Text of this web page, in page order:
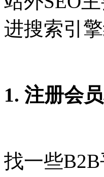
进搜索引
1. 注册会
找一些